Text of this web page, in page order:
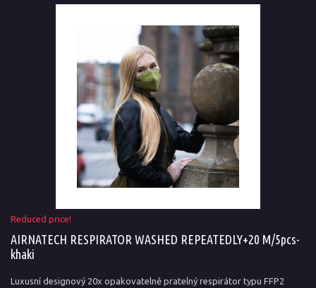
Reduced price!
AIRNATECH RESPIRATOR WASHED REPEATEDLY+20 M/5pcs-
khaki
Luxusní designový 20x opakovatelně pratelný respirátor typu FFP2